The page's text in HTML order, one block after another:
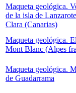
Maqueta geológica.
de la isla de
Clara (Canarias)
Maqueta geológica.
Mont Blanc (Alpes
Maqueta geológica.
de Guadarrama